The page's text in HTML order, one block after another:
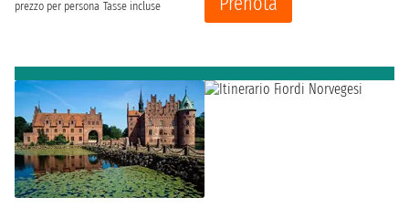
prezzo per persona Tasse incluse